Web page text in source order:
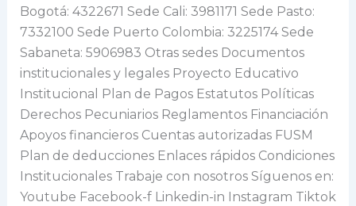
Bogotá: 4322671 Sede Cali: 3981171 Sede Pasto:
7332100 Sede Puerto Colombia: 3225174 Sede
Sabaneta: 5906983 Otras sedes Documentos
institucionales y legales Proyecto Educativo
Institucional Plan de Pagos Estatutos Políticas
Derechos Pecuniarios Reglamentos Financiación
Apoyos financieros Cuentas autorizadas FUSM
Plan de deducciones Enlaces rápidos Condiciones
Institucionales Trabaje con nosotros Síguenos en:
Youtube Facebook-f Linkedin-in Instagram Tiktok